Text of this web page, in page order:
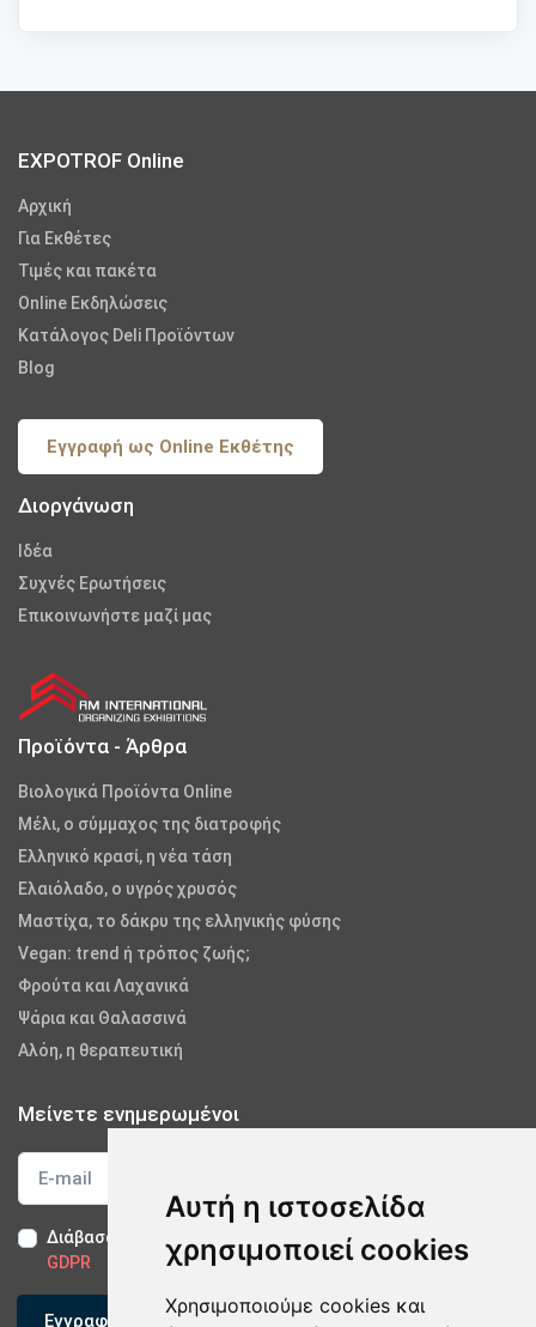
Αυτή η ιστοσελίδα
χρησιμοποιεί cookies
Χρησιμοποιούμε cookies και
EXPOTROF Online
Αρχική
Για Εκθέτες
Τιμές και πακέτα
Online Εκδηλώσεις
Κατάλογος Deli Προϊόντων
Blog
Εγγραφή ως Online Εκθέτης
Διοργάνωση
Iδέα
Συχνές Ερωτήσεις
Επικοινωνήστε μαζί μας
Προϊόντα - Άρθρα
Βιολογικά Προϊόντα Online
Μέλι, ο σύμμαχος της διατροφής
Ελληνικό κρασί, η νέα τάση
Ελαιόλαδο, ο υγρός χρυσός
Μαστίχα, το δάκρυ της ελληνικής φύσης
Vegan: trend ή τρόπος ζωής;
Φρούτα και Λαχανικά
Ψάρια και Θαλασσινά
Αλόη, η θεραπευτική
Μείνετε ενημερωμένοι
Διάβασα και αποδέχομαι τους Όρους Χρήσης -
Δήλωση
GDPR
Εγγραφείτε